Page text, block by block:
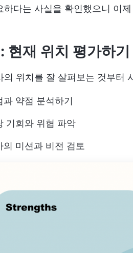
하다는 사실을 확인했으니 이
현재 위치 평가하기
의 위치를 잘 살펴보는 것부터
과 약점 분석하기
기회와 위협 파악
의 미션과 비전 검토